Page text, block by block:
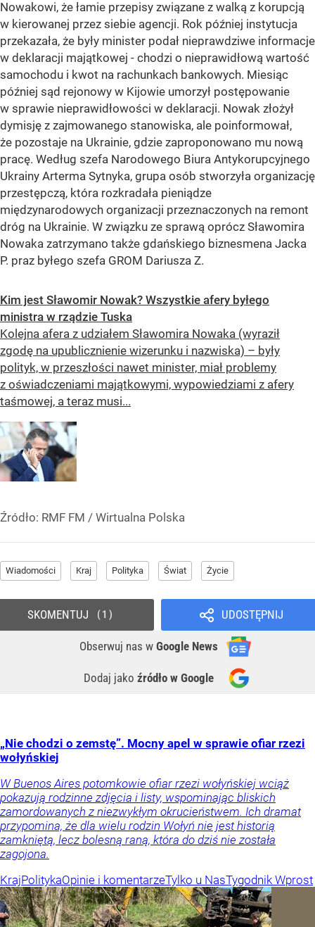
Nowakowi, że łamie przepisy związane z walką z korupcją
w kierowanej przez siebie agencji. Rok później instytucja
przekazała, że były minister podał nieprawdziwe informacje
w deklaracji majątkowej - chodzi o nieprawidłową wartość
samochodu i kwot na rachunkach bankowych. Miesiąc
później sąd rejonowy w Kijowie umorzył postępowanie
w sprawie nieprawidłowości w deklaracji. Nowak złożył
dymisję z zajmowanego stanowiska, ale poinformował,
że pozostaje na Ukrainie, gdzie zaproponowano mu nową
pracę. Według szefa Narodowego Biura Antykorupcyjnego
Ukrainy Arterma Sytnyka, grupa osób stworzyła organizację
przestępczą, która rozkradała pieniądze
międzynarodowych organizacji przeznaczonych na remont
dróg na Ukrainie. W związku ze sprawą oprócz Sławomira
Nowaka zatrzymano także gdańskiego biznesmena Jacka
P. praz byłego szefa GROM Dariusza Z.
Kim jest Sławomir Nowak? Wszystkie afery byłego
ministra w rządzie Tuska
Kolejna afera z udziałem Sławomira Nowaka (wyraził
zgodę na upublicznienie wizerunku i nazwiska) – były
polityk, w przeszłości nawet minister, miał problemy
z oświadczeniami majątkowymi, wypowiedziami z afery
taśmowej, a teraz musi...
Źródło: RMF FM / Wirtualna Polska
Wiadomości Kraj Polityka Świat Życie
UDOSTĘPNIJ
Obserwuj nas w Google News
Dodaj jako źródło w Google
SKOMENTUJ 1
„Nie chodzi o zemstę”. Mocny apel w sprawie ofiar rzezi
wołyńskiej
W Buenos Aires potomkowie ofiar rzezi wołyńskiej wciąż
pokazują rodzinne zdjęcia i listy, wspominając bliskich
zamordowanych z niezwykłym okrucieństwem. Ich dramat
przypomina, że dla wielu rodzin Wołyń nie jest historią
zamkniętą, lecz bolesną raną, która do dziś nie została
zagojona.
KrajPolitykaOpinie i komentarzeTylko u NasTygodnik Wprost